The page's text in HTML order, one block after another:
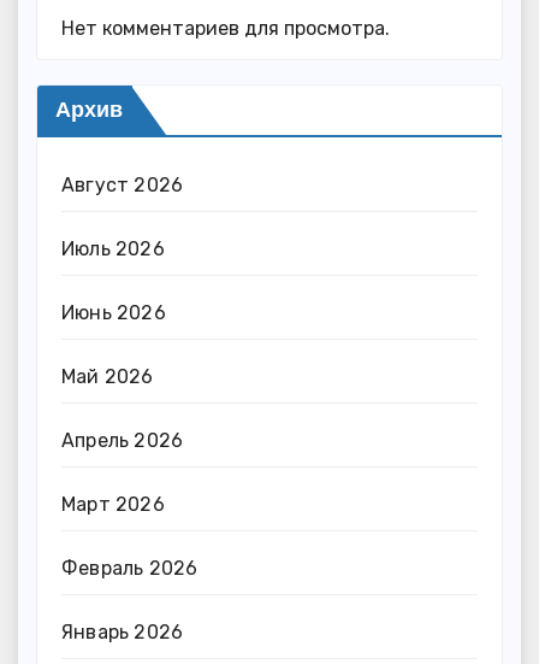
Нет комментариев для просмотра.
Архив
Август 2026
Июль 2026
Июнь 2026
Май 2026
Апрель 2026
Март 2026
Февраль 2026
Январь 2026